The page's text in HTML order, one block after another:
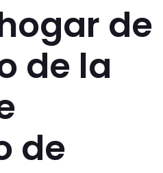
de
de la
de